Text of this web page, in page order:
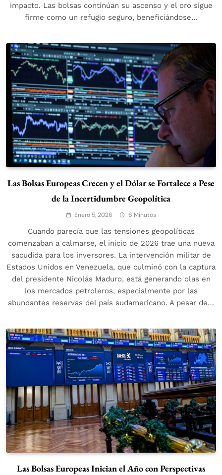
impacto. Las bolsas continúan su ascenso y el oro sigue
firme como un refugio seguro, beneficiándose…
Las Bolsas Europeas Crecen y el Dólar se Fortalece a Pese
de la Incertidumbre Geopolítica
Enero 5, 2026 6 Minutos
Cuando parecía que las tensiones geopolíticas
comenzaban a calmarse, el inicio de 2026 trae una nueva
sacudida para los inversores. La intervención militar de
Estados Unidos en Venezuela, que culminó con la captura
del presidente Nicolás Maduro, está generando olas en
los mercados petroleros, especialmente por las
abundantes reservas del país sudamericano. A pesar de…
Las Bolsas Europeas Inician el Año con Perspectivas